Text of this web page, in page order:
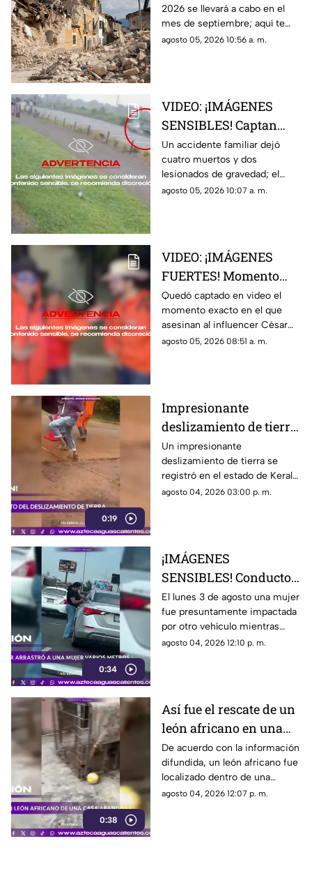
para el segundo
simulacro nacional
2026
2026 se llevará a cabo en el
mes de septiembre; aquí te
contamos más sobre la fecha y
agosto 05, 2026 10:56 a. m.
VIDEO: ¡IMÁGENES
SENSIBLES! Captan
brutal accidente
familiar que dejó 4
muertos y 2 lesionados
Un accidente familiar dejó
cuatro muertos y dos
lesionados de gravedad; el
momento quedó captado en
agosto 05, 2026 10:07 a. m.
VIDEO: ¡IMÁGENES
FUERTES! Momento
exacto en el que
asesinan a influencer
César Gastélum
durante transmisión
Quedó captado en video el
momento exacto en el que
asesinan al influencer César
Gastélum durante una
agosto 05, 2026 08:51 a. m.
0:19
Impresionante
deslizamiento de tierra
en India durante
intensas lluvias
monzónicas
Un impresionante
deslizamiento de tierra se
registró en el estado de Kerala,
India, donde las intensas
derrumbes
agosto 04, 2026 03:00 p. m.
0:34
¡IMÁGENES
SENSIBLES! Conductor
arrastró a una mujer
varios metros tras
accidente en Monterrey
El lunes 3 de agosto una mujer
fue presuntamente impactada
por otro vehículo mientras
circulaba sobre el paso elevado
agosto 04, 2026 12:10 p. m.
0:38
Así fue el rescate de un
león africano en una
casa abandonada en
Tamaulipas
De acuerdo con la información
difundida, un león africano fue
localizado dentro de una
vivienda abandonada en
agosto 04, 2026 12:07 p. m.